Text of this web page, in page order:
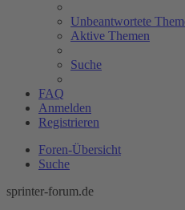
Unbeantwortete
Aktive Themen
Suche
FAQ
Anmelden
Registrieren
Foren-Übersicht
Suche
sprinter-forum.de